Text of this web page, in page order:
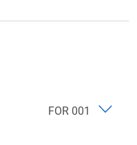
FOR 001